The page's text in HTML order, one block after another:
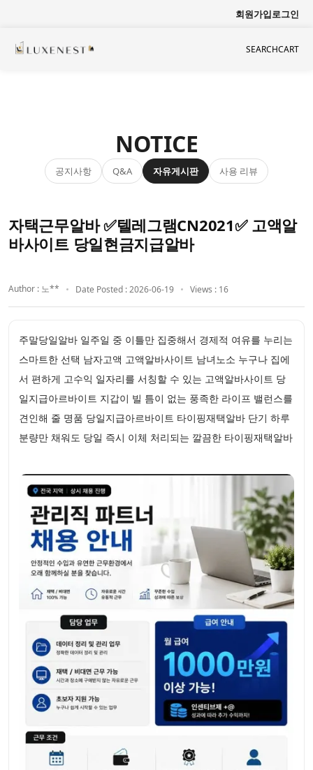
회원가입로그인
SEARCHCART
NOTICE
공지사항 Q&A 자유게시판 사용 리뷰
자택근무알바 ✅텔레그램CN2021✅ 고액알
바사이트 당일현금지급알바
Author : 노** Date Posted : 2026-06-19 Views : 16
주말당일알바 일주일 중 이틀만 집중해서 경제적 여유를 누리는
스마트한 선택 남자고액 고액알바사이트 남녀노소 누구나 집에
서 편하게 고수익 일자리를 서칭할 수 있는 고액알바사이트 당
일지급아르바이트 지갑이 빌 틈이 없는 풍족한 라이프 밸런스를
견인해 줄 명품 당일지급아르바이트 타이핑재택알바 단기 하루
분량만 채워도 당일 즉시 이체 처리되는 깔끔한 타이핑재택알바